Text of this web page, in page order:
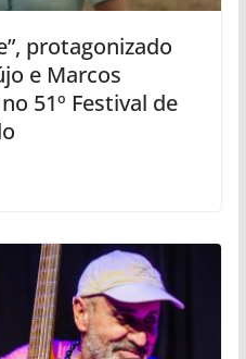
protagonizado
e Marcos
51º Festival de